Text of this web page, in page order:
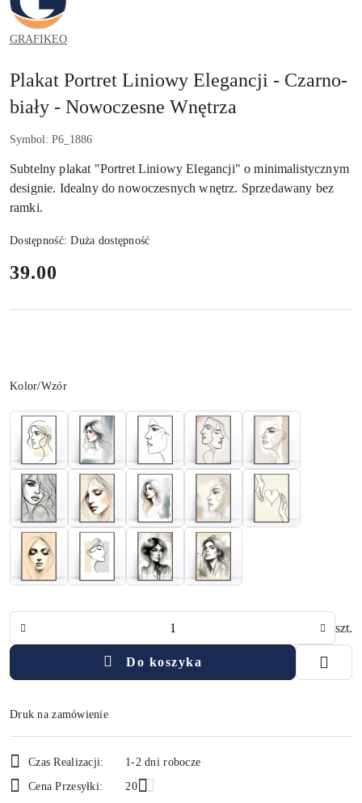
GRAFIKEO
Plakat Portret Liniowy Elegancji - Czarno-
biały - Nowoczesne Wnętrza
Symbol: P6_1886
Subtelny plakat "Portret Liniowy Elegancji" o minimalistycznym
designie. Idealny do nowoczesnych wnętrz. Sprzedawany bez
ramki.
Dostępność:Duża dostępność
cena:
39.00
Wariant
Kolor/Wzór
szt.
Do koszyka
Druk na zamówienie
i
dostawa
Czas Realizacji:
1-2 dni robocze
Cena Przesyłki:
20